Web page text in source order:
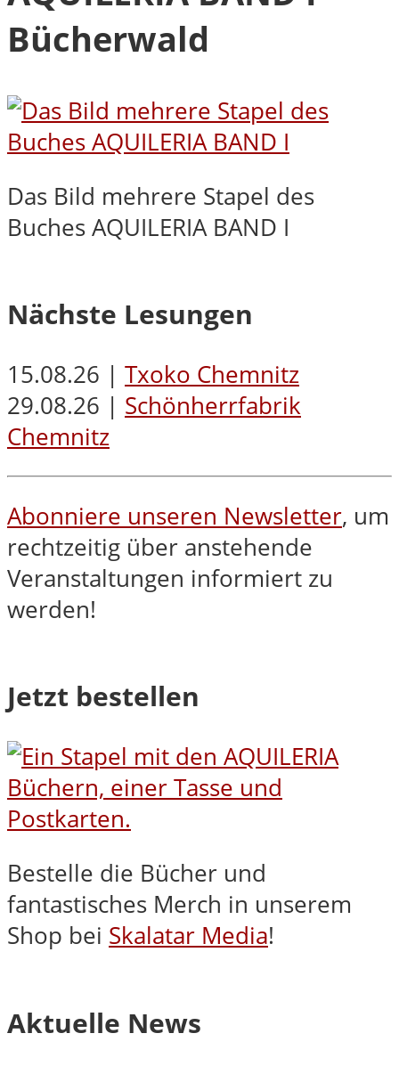
Bücherwald
Das Bild mehrere Stapel des
Buches AQUILERIA BAND I
Nächste Lesungen
15.08.26 | Txoko Chemnitz
29.08.26 | Schönherrfabrik
Chemnitz
Abonniere unseren Newsletter, um
rechtzeitig über anstehende
Veranstaltungen informiert zu
werden!
Jetzt bestellen
Bestelle die Bücher und
fantastisches Merch in unserem
Shop bei Skalatar Media!
Aktuelle News